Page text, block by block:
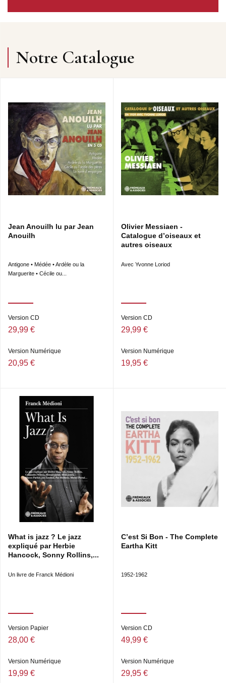
Notre Catalogue
Jean Anouilh lu par Jean
Anouilh
Antigone • Médée • Ardèle ou la
Marguerite • Cécile ou...
Version CD
29,99 €
Version Numérique
20,95 €
Olivier Messiaen -
Catalogue d’oiseaux et
autres oiseaux
Avec Yvonne Loriod
Version CD
29,99 €
Version Numérique
19,95 €
What is jazz ? Le jazz
expliqué par Herbie
Hancock, Sonny Rollins,...
Un livre de Franck Médioni
Version Papier
28,00 €
Version Numérique
19,99 €
C’est Si Bon - The Complete
Eartha Kitt
1952-1962
Version CD
49,99 €
Version Numérique
29,95 €